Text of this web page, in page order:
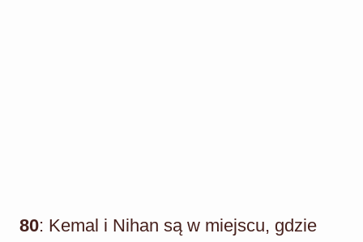
80: Kemal i Nihan są w miejscu, gdzie